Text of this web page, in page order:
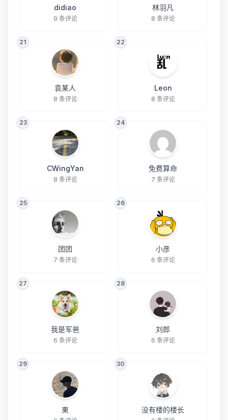
didiao
9 条评论
林羽凡
8 条评论
21
袁某人
8 条评论
22
Leon
8 条评论
23
CWingYan
8 条评论
24
免费算命
7 条评论
25
团团
7 条评论
26
小彦
6 条评论
27
我是军爸
6 条评论
28
刘郎
6 条评论
29
東
30
没有楼的楼长